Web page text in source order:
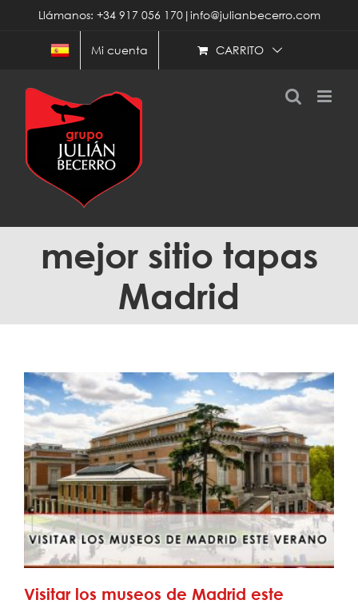
contenido
Llámanos: +34 917 056 170|info@julianbecerro.com
Mi cuenta CARRITO
mejor sitio tapas
Madrid
Visitar los museos de Madrid este verano
Visitar los museos de Madrid este